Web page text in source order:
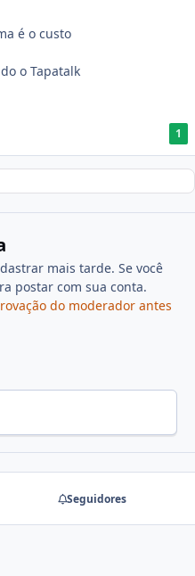
é o custo
o Tapatalk
1
mais tarde. Se você
postar com sua conta.
do moderador antes
Seguidores